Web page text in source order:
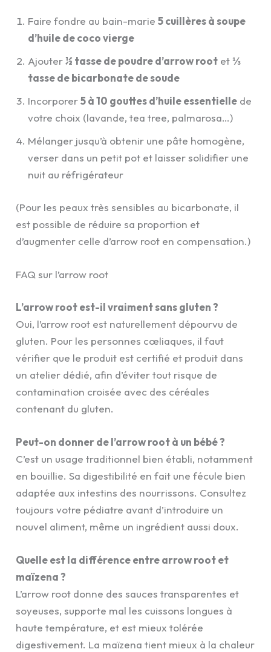
Faire fondre au bain-marie5 cuillères à soupe
d’huile de coco vierge
Ajouter½ tasse de poudre d’arrow root et⅓
tasse de bicarbonate de soude
Incorporer5 à 10 gouttes d’huile essentielle de
votre choix (lavande, tea tree, palmarosa…)
Mélanger jusqu’à obtenir une pâte homogène,
verser dans un petit pot et laisser solidifier une
nuit au réfrigérateur
(Pour les peaux très sensibles au bicarbonate, il
est possible de réduire sa proportion et
d’augmenter celle d’arrow root en compensation.)
FAQ sur l’arrow root
L’arrow root est-il vraiment sans gluten ?
Oui, l’arrow root est naturellement dépourvu de
gluten. Pour les personnes cœliaques, il faut
vérifier que le produit est certifié et produit dans
un atelier dédié, afin d’éviter tout risque de
contamination croisée avec des céréales
contenant du gluten.
Peut-on donner de l’arrow root à un bébé ?
C’est un usage traditionnel bien établi, notamment
en bouillie. Sa digestibilité en fait une fécule bien
adaptée aux intestins des nourrissons. Consultez
toujours votre pédiatre avant d’introduire un
nouvel aliment, même un ingrédient aussi doux.
Quelle est la différence entre arrow root et
maïzena ?
L’arrow root donne des sauces transparentes et
soyeuses, supporte mal les cuissons longues à
haute température, et est mieux tolérée
digestivement. La maïzena tient mieux à la chaleur